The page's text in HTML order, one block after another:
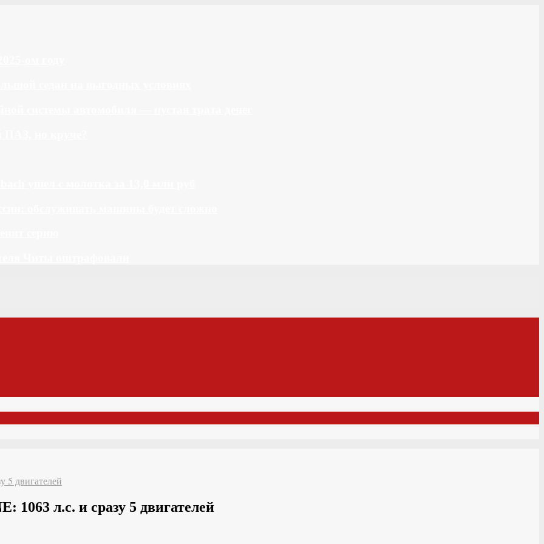
5 двигателей
1063 л.с. и сразу 5 двигателей